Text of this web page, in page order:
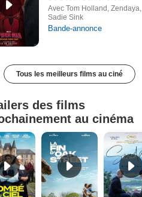
Avec Tom Holland, Zendaya,
Sadie Sink
Bande-annonce
Tous les meilleurs films au ciné
des films
au cinéma
Tombé du ciel Bande-annonce VF La fin d’Oak Street Bande-annonce VO STFR